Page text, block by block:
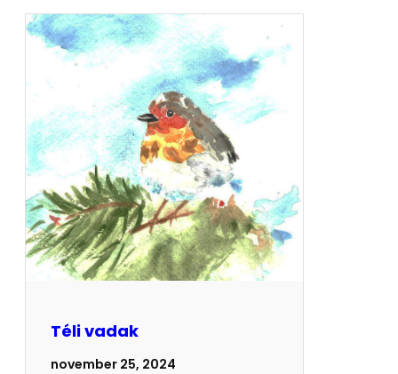
Téli vadak
november 25, 2024